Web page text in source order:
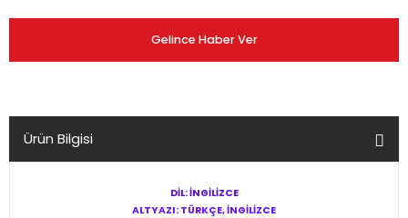
Gelince Haber Ver
Ürün Bilgisi
DİL: İNGİLİZCE
ALTYAZI: TÜRKÇE, İNGİLİZCE